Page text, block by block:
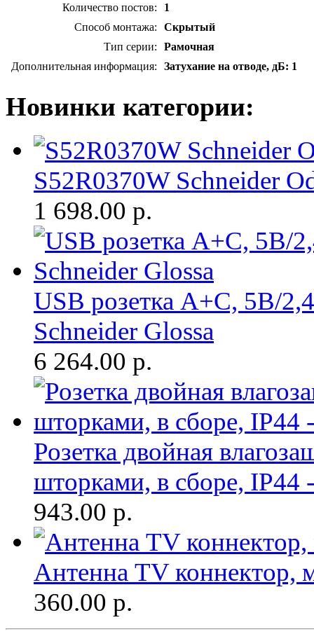
Количество постов:
1
Способ монтажа:
Скрытый
Тип серии:
Рамочная
Дополнительная информация:
Затухание на отводе, дБ: 1
Новинки категории:
S52R0370W Schneider
1 698.00 р.
USB розетка A+С, 5В/
Schneider Glossa
6 264.00 р.
Розетка двойная
шторками, в сборе, IP44
943.00 р.
Антенна TV коннектор,
360.00 р.